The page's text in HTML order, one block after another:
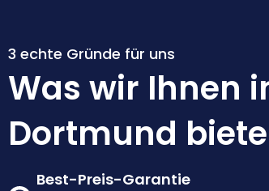
3 echte Gründe für uns
Was wir Ihnen
Dortmund
Best-Preis-Garantie